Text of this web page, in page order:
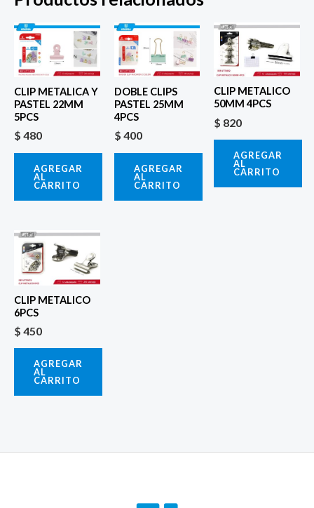
CLIP METALICA Y
PASTEL 22MM
5PCS
$ 480
AGREGAR
AL
CARRITO
DOBLE CLIPS
PASTEL 25MM
4PCS
$ 400
AGREGAR
AL
CARRITO
CLIP METALICO
50MM 4PCS
$ 820
AGREGAR
AL
CARRITO
CLIP METALICO
6PCS
$ 450
AGREGAR
AL
CARRITO